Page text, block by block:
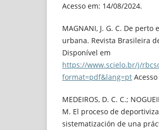
Acesso em: 14/08/2024.
MAGNANI, J. G. C. De
urbana. Revista Brasileira
Disponível em
https://www.scielo.br/j/
format=pdf&lang=pt
MEDEIROS, D. C. C.;
M. El proceso de
sistematización de una